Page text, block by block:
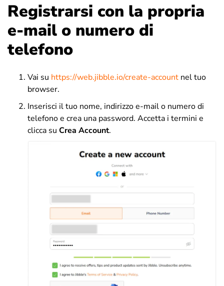
Registrarsi con la propria
e-mail o numero di
telefono
Vai su https://web.jibble.io/create-account nel tuo
browser.
Inserisci il tuo nome, indirizzo e-mail o numero di
telefono e crea una password. Accetta i termini e
clicca su Crea Account.